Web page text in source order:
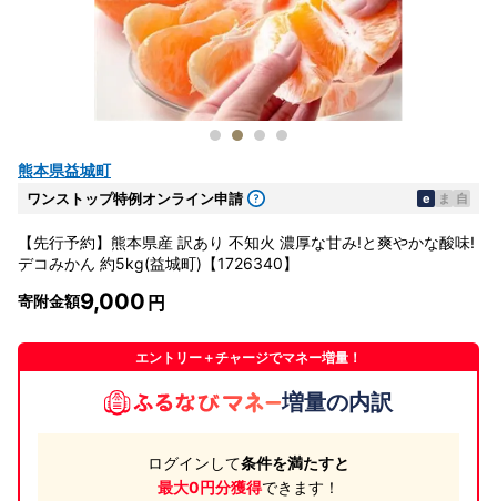
熊本県益城町
ワンストップ特例オンライン申請 e ま 自
【先行予約】熊本県産 訳あり 不知火 濃厚な甘み!と爽やかな酸味!
デコみかん 約5kg(益城町)【1726340】
寄附金額9,000
エントリー＋チャージでマネー増量！
増量の内訳
ログインして条件を満たすと
最大0円分獲得できます！